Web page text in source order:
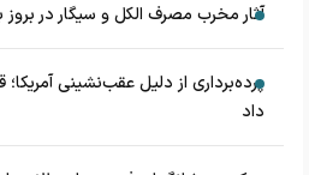
آثار مخرب مصرف الکل و سیگار در بروز
پرده‌برداری از دلیل عقب‌نشینی آمریکا؛
داد